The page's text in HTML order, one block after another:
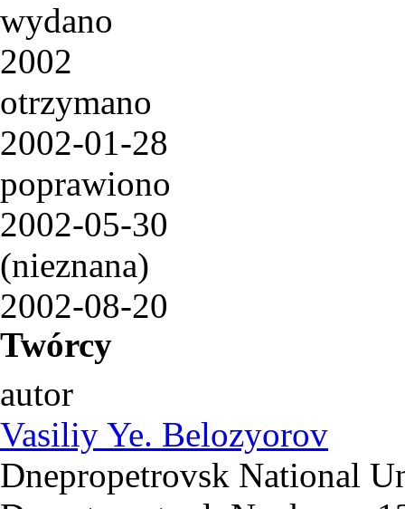
wydano
2002
otrzymano
2002-01-28
poprawiono
2002-05-30
(nieznana)
2002-08-20
Twórcy
autor
Vasiliy Ye. Belozyorov
Dnepropetrovsk National